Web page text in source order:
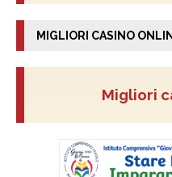
MIGLIORI CASINO
Migliori